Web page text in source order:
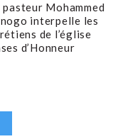
pasteur Mohammed
interpelle les
de l’église
d’Honneur